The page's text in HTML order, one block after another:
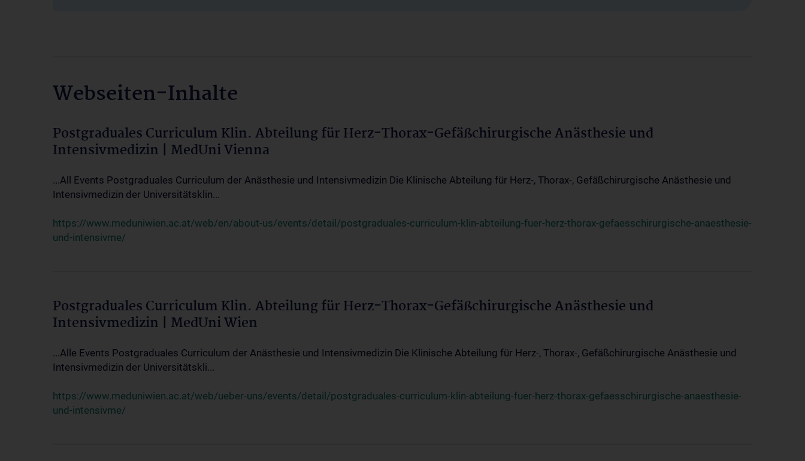
Webseiten-Inhalte
Postgraduales Curriculum Klin. Abteilung für Herz-Thorax-Gefäßchirurgische Anästhesie und
Intensivmedizin | MedUni Vienna
...All Events Postgraduales Curriculum der Anästhesie und Intensivmedizin Die Klinische Abteilung für Herz-, Thorax-, Gefäßchirurgische Anästhesie und
Intensivmedizin der Universitätsklin...
https://www.meduniwien.ac.at/web/en/about-us/events/detail/postgraduales-curriculum-klin-abteilung-fuer-herz-thorax-gefaesschirurgische-anaesthesie-
und-intensivme/
Postgraduales Curriculum Klin. Abteilung für Herz-Thorax-Gefäßchirurgische Anästhesie und
Intensivmedizin | MedUni Wien
...Alle Events Postgraduales Curriculum der Anästhesie und Intensivmedizin Die Klinische Abteilung für Herz-, Thorax-, Gefäßchirurgische Anästhesie und
Intensivmedizin der Universitätskli...
https://www.meduniwien.ac.at/web/ueber-uns/events/detail/postgraduales-curriculum-klin-abteilung-fuer-herz-thorax-gefaesschirurgische-anaesthesie-
und-intensivme/